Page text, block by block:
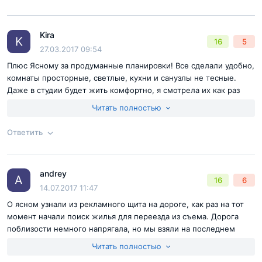
Двор ЖК «Ясный» закрыт от машин. Прилегающая
территория благоустроена: высажены деревья и
кусты, есть прогулочные дорожки, спортивные и
игровые площадки, зоны отдыха. На первый взгляд,
все удобно не только для детей, но и для взрослых.
Ответ на отзыв
Согласен справилами публикациина сайте
Отправить комментарий
K Kira
27.03.2017 09:54
16 5
Плюс Ясному за продуманные планировки! Все сделали удобно,
комнаты просторные, светлые, кухни и санузлы не тесные.
Даже в студии будет жить комфортно, я смотрела их как раз
Читать полностью
Ответить
Ответ на отзыв
A andrey
14.07.2017 11:47
16 6
О ясном узнали из рекламного щита на дороге, как раз на тот
момент начали поиск жилья для переезда из съема. Дорога
поблизости немного напрягала, но мы взяли на последнем
Читать полностью